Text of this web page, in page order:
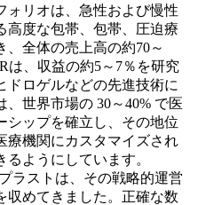
ォリオは、急性および慢性
高度な包帯、包帯、圧迫療
全体の売上高の約70～
は、収益の約5～7％を研究
ドロゲルなどの先進技術に
世界市場の 30～40% で医
シップを確立し、その地位
療機関にカスタマイズされ
ようにしています。
ラストは、その戦略的運営
収めてきました。正確な数